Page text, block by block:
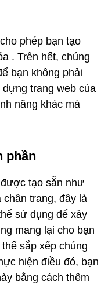
phép bạn tạo
. Trên hết, chúng
bạn không phải
trang web của
năng khác mà
phần
tạo sẵn như
trang, đây là
sử dụng để xây
mang lại cho bạn
sắp xếp chúng
hiện điều đó, bạn
bằng cách thêm